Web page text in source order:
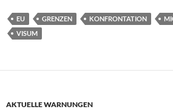
EU GRENZEN KONFRONTATION
VISUM
AKTUELLE WARNUNGEN